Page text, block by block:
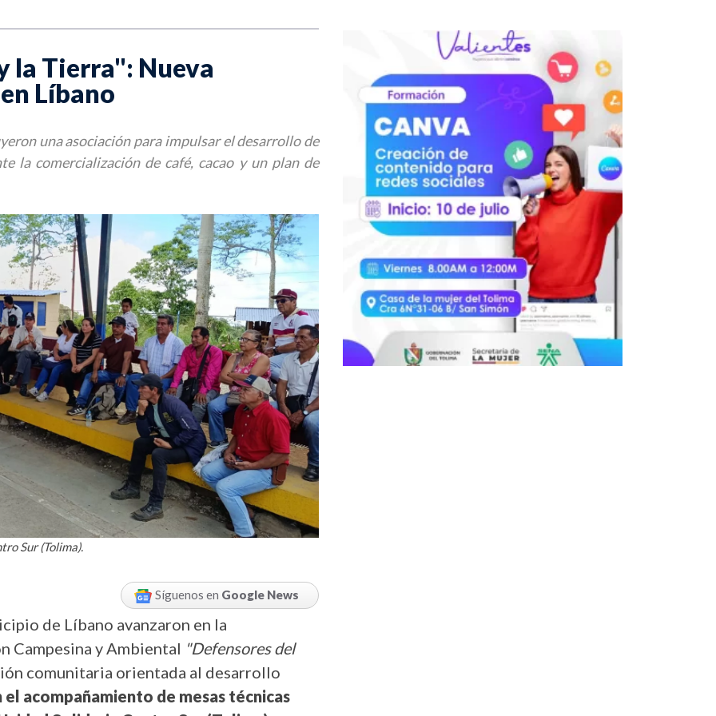
la Tierra": Nueva
Líbano
una asociación para impulsar el desarrollo de
la comercialización de café, cacao y un plan de
Sur (Tolima).
Síguenos en Google News
de Líbano avanzaron en la
Campesina y Ambiental "Defensores del
comunitaria orientada al desarrollo
acompañamiento de mesas técnicas